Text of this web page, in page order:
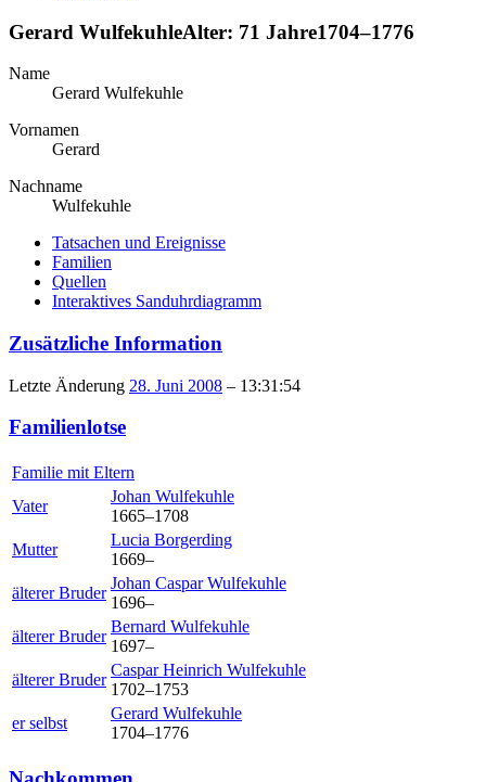
Gerard WulfekuhleAlter: 71 Jahre1704–1776
Name
Gerard Wulfekuhle
Vornamen
Gerard
Nachname
Wulfekuhle
Tatsachen und Ereignisse
Familien
Quellen
Interaktives Sanduhrdiagramm
Zusätzliche Information
Letzte Änderung 28. Juni 2008 – 13:31:54
Familienlotse
Familie mit Eltern
Vater
Johan Wulfekuhle
1665–1708
Mutter
Lucia Borgerding
1669–
älterer Bruder
Johan CasparWulfekuhle
1696–
älterer Bruder
Bernard Wulfekuhle
1697–
älterer Bruder
Caspar Heinrich Wulfekuhle
1702–1753
er selbst
Gerard Wulfekuhle
1704–1776